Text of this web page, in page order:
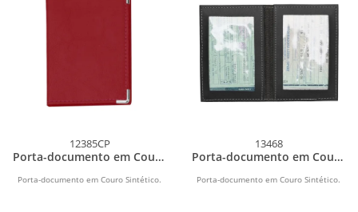
12385CP
Porta-documento em Couro
Porta-documento em Couro Sintético.
13468
Porta-documento em Couro
Porta-documento em Couro Sintético.